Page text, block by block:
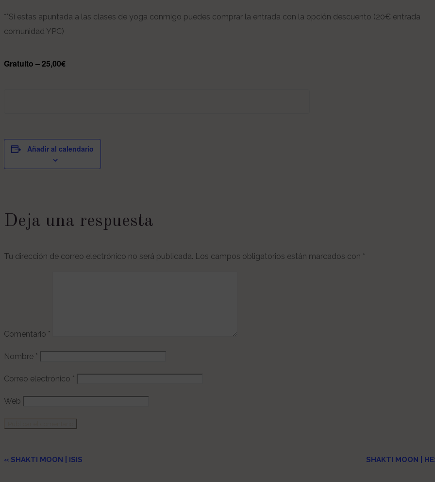
**Si estas apuntada a las clases de yoga conmigo puedes comprar la entrada con la opción descuento (20€ entrada
comunidad YPC)
Gratuito – 25,00€
Añadir al calendario
Deja una respuesta
Tu dirección de correo electrónico no será publicada. Los campos obligatorios están marcados con *
Comentario *
Nombre *
Correo electrónico *
Web
Navegación
« SHAKTI MOON | ISIS SHAKTI MOON |